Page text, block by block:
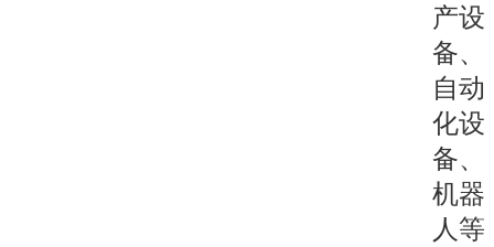
产设
备、
自动
化设
备、
机器
人等